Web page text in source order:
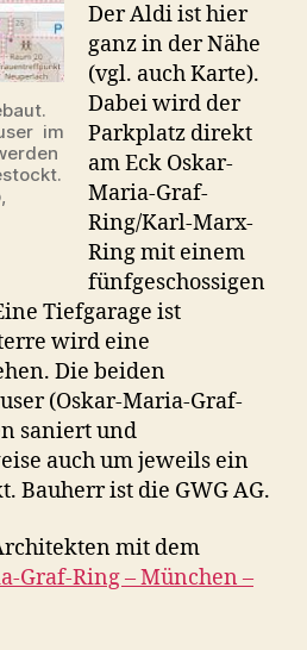
im
Der Aldi ist hier
ganz in der Nähe
(vgl. auch Karte).
Dabei wird der
Parkplatz direkt
am Eck Oskar-
Maria-Graf-
Ring/Karl-Marx-
Ring mit einem
fünfgeschossigen
Tiefgarage ist
wird eine
Die beiden
(Oskar-Maria-Graf-
saniert und
auch um jeweils ein
Bauherr ist die GWG AG.
mit dem
Graf-Ring – München –